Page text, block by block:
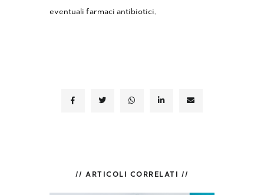
eventuali farmaci antibiotici.
// ARTICOLI CORRELATI //